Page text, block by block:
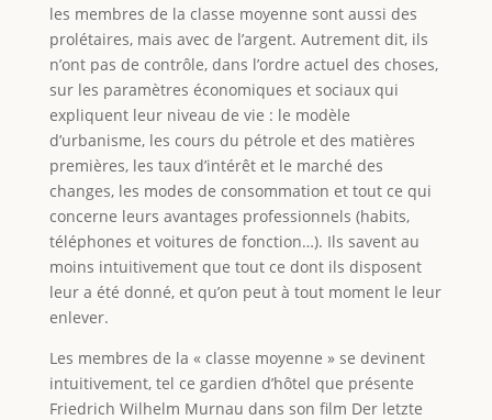
les membres de la classe moyenne sont aussi des
prolétaires, mais avec de l’argent. Autrement dit, ils
n’ont pas de contrôle, dans l’ordre actuel des choses,
sur les paramètres économiques et sociaux qui
expliquent leur niveau de vie : le modèle
d’urbanisme, les cours du pétrole et des matières
premières, les taux d’intérêt et le marché des
changes, les modes de consommation et tout ce qui
concerne leurs avantages professionnels (habits,
téléphones et voitures de fonction…). Ils savent au
moins intuitivement que tout ce dont ils disposent
leur a été donné, et qu’on peut à tout moment le leur
enlever.
Les membres de la « classe moyenne » se devinent
intuitivement, tel ce gardien d’hôtel que présente
Friedrich Wilhelm Murnau dans son film Der letzte